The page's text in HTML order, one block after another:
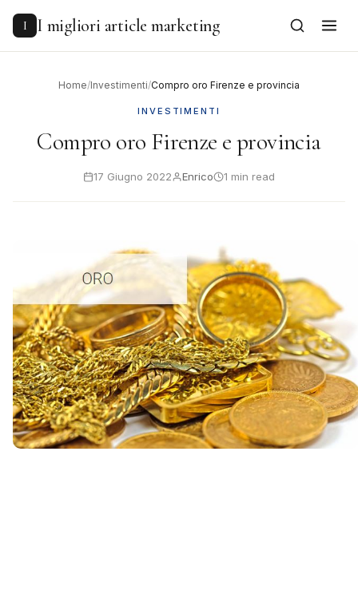
content
I I migliori article marketing
Home/Investimenti/Compro oro Firenze e provincia
INVESTIMENTI
Compro oro Firenze e provincia
17 Giugno 2022 Enrico 1 min read